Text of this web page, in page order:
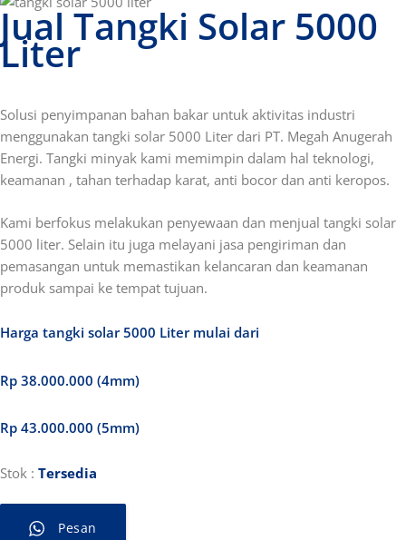
Jual Tangki Solar 5000
Liter
Solusi penyimpanan bahan bakar untuk aktivitas industri
menggunakan tangki solar 5000 Liter dari PT. Megah Anugerah
Energi. Tangki minyak kami memimpin dalam hal teknologi,
keamanan , tahan terhadap karat, anti bocor dan anti keropos.
Kami berfokus melakukan penyewaan dan menjual tangki solar
5000 liter. Selain itu juga melayani jasa pengiriman dan
pemasangan untuk memastikan kelancaran dan keamanan
produk sampai ke tempat tujuan.
Harga tangki solar 5000 Liter mulai dari
Rp 38.000.000 (4mm)
Rp 43.000.000 (5mm)
Stok : Tersedia
Pesan